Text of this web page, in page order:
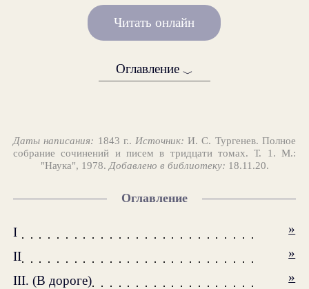
Читать онлайн
Оглавление ﹀
Даты написания: 1843 г.. Источник: И. С. Тургенев. Полное
собрание сочинений и писем в тридцати томах. Т. 1. М.:
"Наука", 1978. Добавлено в библиотеку: 18.11.20.
Оглавление
I
»
II
»
III. (В дороге)
»